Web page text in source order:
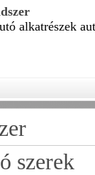
alkatrészek
szerek